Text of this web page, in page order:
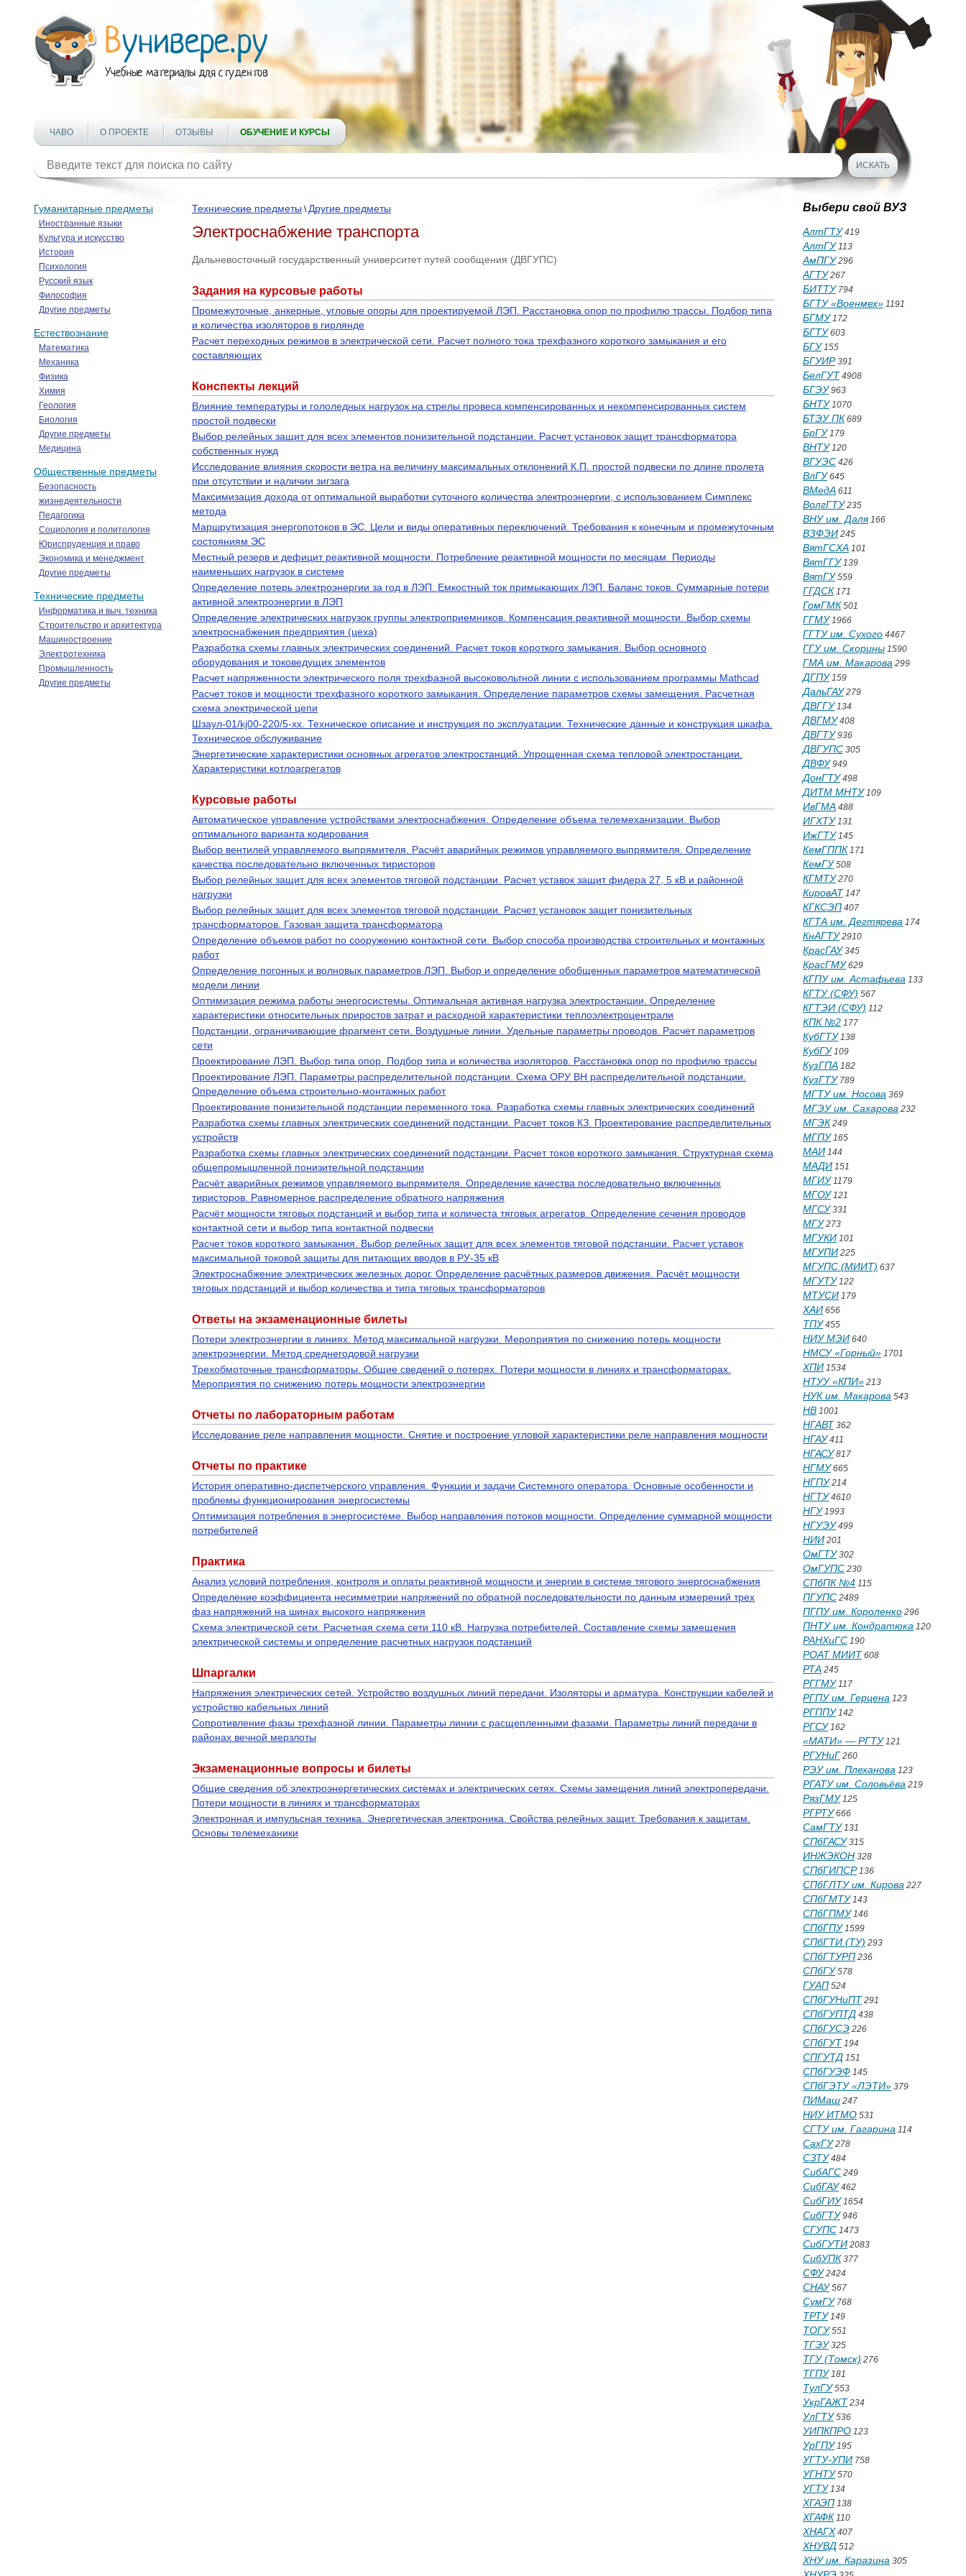
ЧАВО О ПРОЕКТЕ ОТЗЫВЫ ОБУЧЕНИЕ И КУРСЫ
Гуманитарные предметы
Иностранные языки
Культура и искусство
История
Психология
Русский язык
Философия
Другие предметы
Естествознание
Математика
Механика
Физика
Химия
Геология
Биология
Другие предметы
Медицина
Общественные предметы
Безопасность
жизнедеятельности
Педагогика
Социология и политология
Юриспруденция и право
Экономика и менеджмент
Другие предметы
Технические предметы
Информатика и выч. техника
Строительство и архитектура
Машиностроение
Электротехника
Промышленность
Другие предметы
Технические предметы \ Другие предметы
Электроснабжение транспорта
Дальневосточный государственный университет путей сообщения (ДВГУПС)
Задания на курсовые работы
Промежуточные, анкерные, угловые опоры для проектируемой ЛЭП. Расстановка опор по профилю трассы. Подбор типа
и количества изоляторов в гирлянде
Расчет переходных режимов в электрической сети. Расчет полного тока трехфазного короткого замыкания и его
составляющих
Конспекты лекций
Влияние температуры и гололедных нагрузок на стрелы провеса компенсированных и некомпенсированных систем
простой подвески
Выбор релейных защит для всех элементов понизительной подстанции. Расчет установок защит трансформатора
собственных нужд
Исследование влияния скорости ветра на величину максимальных отклонений К.П. простой подвески по длине пролета
при отсутствии и наличии зигзага
Максимизация дохода от оптимальной выработки суточного количества электроэнергии, с использованием Симплекс
метода
Маршрутизация энергопотоков в ЭС. Цели и виды оперативных переключений. Требования к конечным и промежуточным
состояниям ЭС
Местный резерв и дефицит реактивной мощности. Потребление реактивной мощности по месяцам. Периоды
наименьших нагрузок в системе
Определение потерь электроэнергии за год в ЛЭП. Емкостный ток примыкающих ЛЭП. Баланс токов. Суммарные потери
активной электроэнергии в ЛЭП
Определение электрических нагрузок группы электроприемников. Компенсация реактивной мощности. Выбор схемы
электроснабжения предприятия (цеха)
Разработка схемы главных электрических соединений. Расчет токов короткого замыкания. Выбор основного
оборудования и токоведущих элементов
Расчет напряженности электрического поля трехфазной высоковольтной линии с использованием программы Mathcad
Расчет токов и мощности трехфазного короткого замыкания. Определение параметров схемы замещения. Расчетная
схема электрической цепи
Шзаул-01/kj00-220/5-xx. Техническое описание и инструкция по эксплуатации. Технические данные и конструкция шкафа.
Техническое обслуживание
Энергетические характеристики основных агрегатов электростанций. Упрощенная схема тепловой электростанции.
Характеристики котлоагрегатов
Курсовые работы
Автоматическое управление устройствами электроснабжения. Определение объема телемеханизации. Выбор
оптимального варианта кодирования
Выбор вентилей управляемого выпрямителя. Расчёт аварийных режимов управляемого выпрямителя. Определение
качества последовательно включенных тиристоров
Выбор релейных защит для всех элементов тяговой подстанции. Расчет уставок защит фидера 27, 5 кВ и районной
нагрузки
Выбор релейных защит для всех элементов тяговой подстанции. Расчет установок защит понизительных
трансформаторов. Газовая защита трансформатора
Определение объемов работ по сооружению контактной сети. Выбор способа производства строительных и монтажных
работ
Определение погонных и волновых параметров ЛЭП. Выбор и определение обобщенных параметров математической
модели линии
Оптимизация режима работы энергосистемы. Оптимальная активная нагрузка электростанции. Определение
характеристики относительных приростов затрат и расходной характеристики теплоэлектроцентрали
Подстанции, ограничивающие фрагмент сети. Воздушные линии. Удельные параметры проводов. Расчет параметров
сети
Проектирование ЛЭП. Выбор типа опор. Подбор типа и количества изоляторов. Расстановка опор по профилю трассы
Проектирование ЛЭП. Параметры распределительной подстанции. Схема ОРУ ВН распределительной подстанции.
Определение объема строительно-монтажных работ
Проектирование понизительной подстанции переменного тока. Разработка схемы главных электрических соединений
Разработка схемы главных электрических соединений подстанции. Расчет токов КЗ. Проектирование распределительных
устройств
Разработка схемы главных электрических соединений подстанции. Расчет токов короткого замыкания. Структурная схема
общепромышленной понизительной подстанции
Расчёт аварийных режимов управляемого выпрямителя. Определение качества последовательно включенных
тиристоров. Равномерное распределение обратного напряжения
Расчёт мощности тяговых подстанций и выбор типа и количеста тяговых агрегатов. Определение сечения проводов
контактной сети и выбор типа контактной подвески
Расчет токов короткого замыкания. Выбор релейных защит для всех элементов тяговой подстанции. Расчет уставок
максимальной токовой защиты для питающих вводов в РУ-35 кВ
Электроснабжение электрических железных дорог. Определение расчётных размеров движения. Расчёт мощности
тяговых подстанций и выбор количества и типа тяговых трансформаторов
Ответы на экзаменационные билеты
Потери электроэнергии в линиях. Метод максимальной нагрузки. Мероприятия по снижению потерь мощности
электроэнергии. Метод среднегодовой нагрузки
Трехобмоточные трансформаторы. Общие сведений о потерях. Потери мощности в линиях и трансформаторах.
Мероприятия по снижению потерь мощности электроэнергии
Отчеты по лабораторным работам
Исследование реле направления мощности. Снятие и построение угловой характеристики реле направления мощности
Отчеты по практике
История оперативно-диспетчерского управления. Функции и задачи Системного оператора. Основные особенности и
проблемы функционирования энергосистемы
Оптимизация потребления в энергосистеме. Выбор направления потоков мощности. Определение суммарной мощности
потребителей
Практика
Анализ условий потребления, контроля и оплаты реактивной мощности и энергии в системе тягового энергоснабжения
Определение коэффициента несимметрии напряжений по обратной последовательности по данным измерений трех
фаз напряжений на шинах высокого напряжения
Схема электрической сети. Расчетная схема сети 110 кВ. Нагрузка потребителей. Составление схемы замещения
электрической системы и определение расчетных нагрузок подстанций
Шпаргалки
Напряжения электрических сетей. Устройство воздушных линий передачи. Изоляторы и арматура. Конструкции кабелей и
устройство кабельных линий
Сопротивление фазы трехфазной линии. Параметры линии с расщепленными фазами. Параметры линий передачи в
районах вечной мерзлоты
Экзаменационные вопросы и билеты
Общие сведения об электроэнергетических системах и электрических сетях. Схемы замещения линий электропередачи.
Потери мощности в линиях и трансформаторах
Электронная и импульсная техника. Энергетическая электроника. Свойства релейных защит. Требования к защитам.
Основы телемеханики
Выбери свой ВУЗ
АлтГТУ419
АлтГУ113
АмПГУ296
АГТУ267
БИТТУ794
БГТУ «Военмех» 1191
БГМУ172
БГТУ603
БГУ155
БГУИР391
БелГУТ 4908
БГЭУ963
БНТУ1070
БТЭУ ПК 689
БрГУ179
ВНТУ120
ВГУЭС 426
ВлГУ645
ВМедА 611
ВолгГТУ235
ВНУ им. Даля166
ВЗФЭИ 245
ВятГСХА 101
ВятГГУ139
ВятГУ559
ГГДСК 171
ГомГМК 501
ГГМУ1966
ГГТУ им. Сухого 4467
ГГУ им. Скорины 1590
ГМА им. Макарова 299
ДГПУ159
ДальГАУ279
ДВГГУ134
ДВГМУ408
ДВГТУ936
ДВГУПС 305
ДВФУ949
ДонГТУ498
ДИТМ МНТУ109
ИвГМА 488
ИГХТУ131
ИжГТУ145
КемГППК 171
КемГУ508
КГМТУ270
КировАТ 147
КГКСЭП 407
КГТА им. Дегтярева 174
КнАГТУ2910
КрасГАУ345
КрасГМУ629
КГПУ им. Астафьева 133
КГТУ (СФУ) 567
КГТЭИ (СФУ) 112
КПК №2 177
КубГТУ138
КубГУ109
КузГПА 182
КузГТУ789
МГТУ им. Носова 369
МГЭУ им. Сахарова 232
МГЭК 249
МГПУ165
МАИ 144
МАДИ 151
МГИУ1179
МГОУ121
МГСУ331
МГУ273
МГУКИ 101
МГУПИ 225
МГУПС (МИИТ) 637
МГУТУ122
МТУСИ 179
ХАИ 656
ТПУ455
НИУ МЭИ 640
НМСУ «Горный» 1701
ХПИ 1534
НТУУ «КПИ» 213
НУК им. Макарова 543
НВ 1001
НГАВТ 362
НГАУ411
НГАСУ817
НГМУ665
НГПУ214
НГТУ4610
НГУ1993
НГУЭУ499
НИИ 201
ОмГТУ302
ОмГУПС 230
СПбПК №4 115
ПГУПС 2489
ПГПУ им. Короленко 296
ПНТУ им. Кондратюка 120
РАНХиГС 190
РОАТ МИИТ 608
РТА 245
РГГМУ117
РГПУ им. Герцена 123
РГППУ142
РГСУ162
«МАТИ» — РГТУ121
РГУНиГ 260
РЭУ им. Плеханова 123
РГАТУ им. Соловьёва 219
РязГМУ125
РГРТУ666
СамГТУ131
СПбГАСУ315
ИНЖЭКОН 328
СПбГИПСР136
СПбГЛТУ им. Кирова 227
СПбГМТУ143
СПбГПМУ146
СПбГПУ1599
СПбГТИ (ТУ) 293
СПбГТУРП 236
СПбГУ578
ГУАП 524
СПбГУНиПТ 291
СПбГУПТД 438
СПбГУСЭ 226
СПбГУТ 194
СПГУТД 151
СПбГУЭФ 145
СПбГЭТУ «ЛЭТИ» 379
ПИМаш 247
НИУ ИТМО 531
СГТУ им. Гагарина 114
СахГУ278
СЗТУ484
СибАГС 249
СибГАУ462
СибГИУ1654
СибГТУ946
СГУПС 1473
СибГУТИ 2083
СибУПК 377
СФУ2424
СНАУ567
СумГУ768
ТРТУ149
ТОГУ551
ТГЭУ325
ТГУ (Томск) 276
ТГПУ181
ТулГУ553
УкрГАЖТ 234
УлГТУ536
УИПКПРО 123
УрГПУ195
УГТУ-УПИ 758
УГНТУ570
УГТУ134
ХГАЭП 138
ХГАФК 110
ХНАГХ 407
ХНУВД 512
ХНУ им. Каразина 305